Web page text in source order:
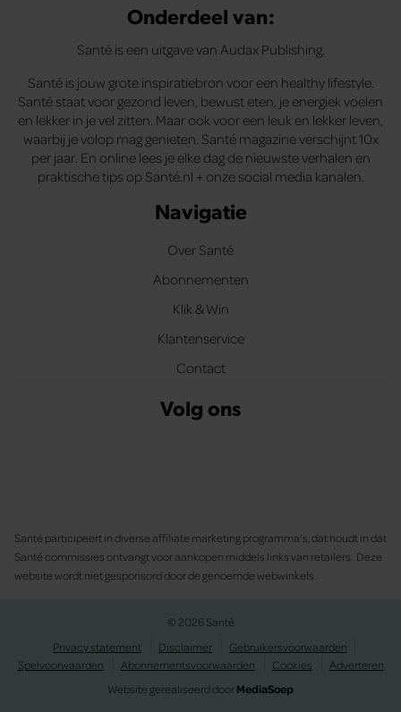
Onderdeel van:
Santé is een uitgave van Audax Publishing.
Santé is jouw grote inspiratiebron voor een healthy lifestyle.
Santé staat voor gezond leven, bewust eten, je energiek voelen
en lekker in je vel zitten. Maar ook voor een leuk en lekker leven,
waarbij je volop mag genieten. Santé magazine verschijnt 10x
per jaar. En online lees je elke dag de nieuwste verhalen en
praktische tips op Santé.nl + onze social media kanalen.
Navigatie
Over Santé
Abonnementen
Klik & Win
Klantenservice
Contact
Volg ons
Santé participeert in diverse affiliate marketing programma’s, dat houdt in dat
Santé commissies ontvangt voor aankopen middels links van retailers. Deze
website wordt niet gesponsord door de genoemde webwinkels.
© 2026 Santé
Privacy statement
Disclaimer
Gebruikersvoorwaarden
Spelvoorwaarden
Abonnementsvoorwaarden Cookies
Adverteren
Website gerealiseerd doorMediaSoep